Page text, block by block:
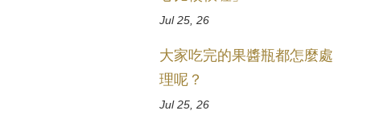
Jul 25, 26
大家吃完的果醬瓶都怎麼處
理呢？
Jul 25, 26